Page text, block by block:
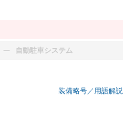
自動駐車システム
：装備なし
装備略号／用語解説